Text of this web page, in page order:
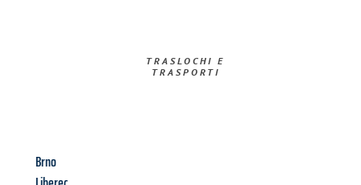
TRASLOCHI E
TRASPORTI​
Brno